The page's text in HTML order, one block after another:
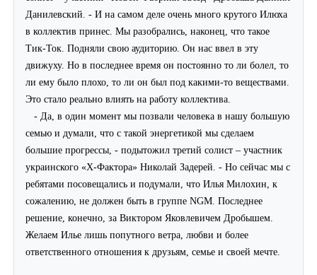
Данилевский. - И на самом деле очень много крутого Илюха
в коллектив принес. Мы разобрались, наконец, что такое
Тик-Ток. Подняли свою аудиторию. Он нас ввел в эту
движуху. Но в последнее время он постоянно то ли болел, то
ли ему было плохо, то ли он был под какими-то веществами.
Это стало реально влиять на работу коллектива.
- Да, в один момент мы позвали человека в нашу большую
семью и думали, что с такой энергетикой мы сделаем
большие прогрессы, - подытожил третий солист – участник
украинского «X-Фактора» Николай Задерей. - Но сейчас мы с
ребятами посовещались и подумали, что Илья Милохин, к
сожалению, не должен быть в группе NGM . Последнее
решение, конечно, за Виктором Яковлевичем Дробышем.
Желаем Илье лишь попутного ветра, любви и более
ответственного отношения к друзьям, семье и своей мечте.